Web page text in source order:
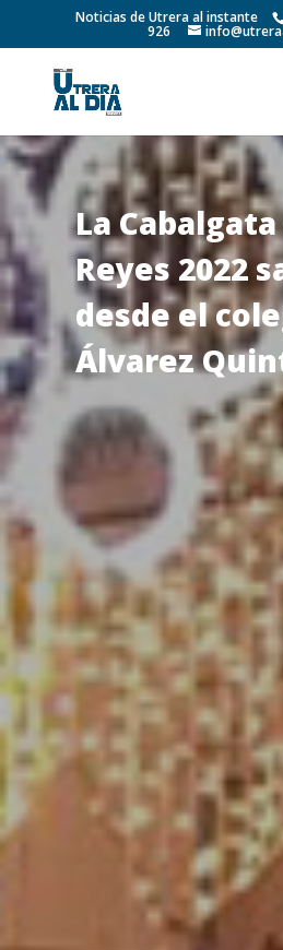
Noticias de Utrera al instante
926
La
Reyes 2022
desde el
Álvarez